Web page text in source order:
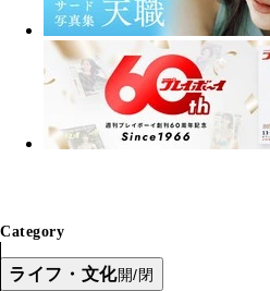
Category
ライフ・文化開/閉